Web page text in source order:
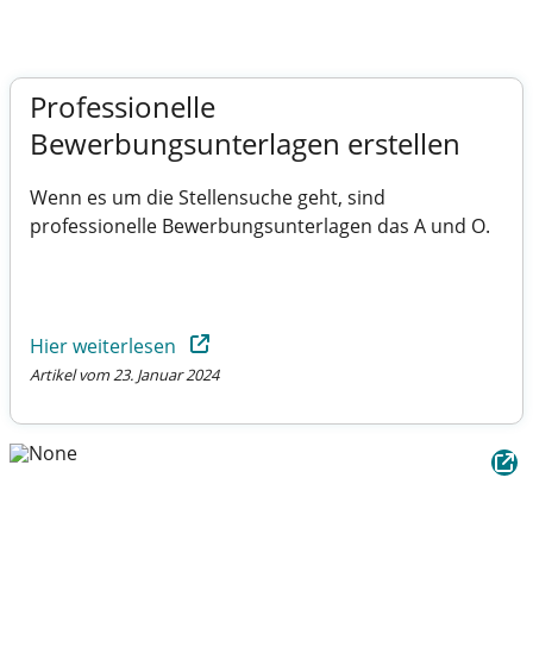
Professionelle
Bewerbungsunterlagen erstellen
Wenn es um die Stellensuche geht, sind
professionelle Bewerbungsunterlagen das A und O.
Hier weiterlesen
Artikel vom 23. Januar 2024